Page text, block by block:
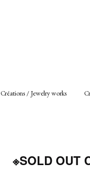
Créations / Jewelry works
※SOLD OUT